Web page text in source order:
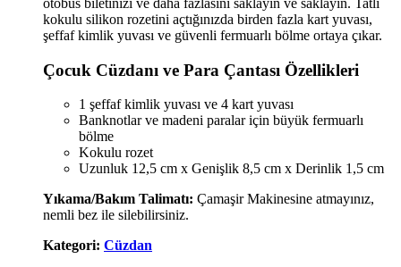
kokulu silikon rozetini açtığınızda birden fazla kart yuvası,
şeffaf kimlik yuvası ve güvenli fermuarlı bölme ortaya çıkar.
Çocuk Cüzdanı ve Para Çantası Özellikleri
1 şeffaf kimlik yuvası ve 4 kart yuvası
Banknotlar ve madeni paralar için büyük fermuarlı
bölme
Kokulu rozet
Uzunluk 12,5 cm x Genişlik 8,5 cm x Derinlik 1,5 cm
Yıkama/Bakım Talimatı: Çamaşir Makinesine atmayınız,
nemli bez ile silebilirsiniz.
Kategori: Cüzdan